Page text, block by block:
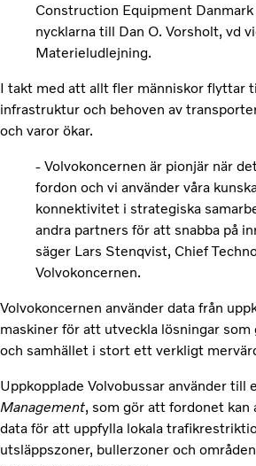
Construction Equipment
nycklarna till Dan O. Vorsholt, vd
Materieludlejning.
I takt med att allt fler människor flyttar
infrastruktur och behoven av
och varor ökar.
- Volvokoncernen är pionjär när
fordon och vi använder våra
konnektivitet i strategiska
andra partners för att snabba på
säger Lars Stenqvist, Chief
Volvokoncernen.
Volvokoncernen använder data från
maskiner för att utveckla lösningar som
och samhället i stort ett verkligt
Uppkopplade Volvobussar använder till
Management, som gör att fordonet kan
data för att uppfylla lokala
utsläppszoner, bullerzoner och